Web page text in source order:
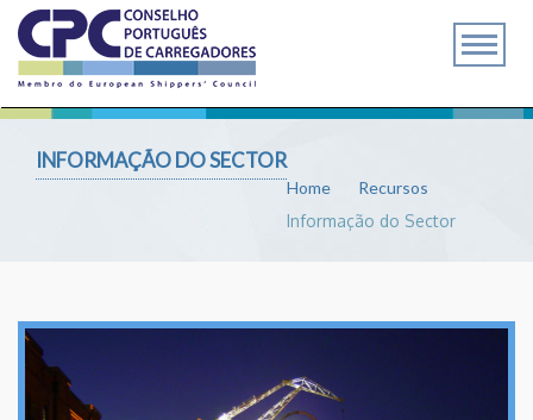
INFORMAÇÃO DO SECTOR
Home
Recursos
Informação do Sector